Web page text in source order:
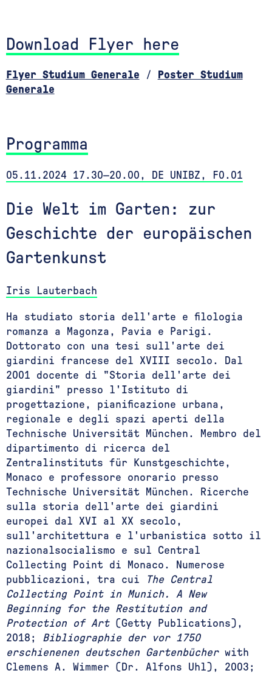
Download Flyer here
Flyer Studium Generale /
Poster Studium
Generale
Programma
05.11.2024 17.30—20.00, DE UNIBZ, F0.01
Die Welt im Garten: zur
Geschichte der europäischen
Gartenkunst
Iris Lauterbach
Ha studiato storia dell'arte e filologia
romanza a Magonza, Pavia e Parigi.
Dottorato con una tesi sull'arte dei
giardini francese del XVIII secolo. Dal
2001 docente di "Storia dell'arte dei
giardini" presso l'Istituto di
progettazione, pianificazione urbana,
regionale e degli spazi aperti della
Technische Universität München. Membro del
dipartimento di ricerca del
Zentralinstituts für Kunstgeschichte,
Monaco e professore onorario presso
Technische Universität München. Ricerche
sulla storia dell'arte dei giardini
europei dal XVI al XX secolo,
sull'architettura e l'urbanistica sotto il
nazionalsocialismo e sul Central
Collecting Point di Monaco. Numerose
pubblicazioni, tra cui
The Central
Collecting Point in Munich. A New
Beginning for the Restitution and
Protection of Art(Getty Publications),
2018; Bibliographie der vor 1750
erschienenen deutschen Gartenbücherwith
Clemens A. Wimmer (Dr. Alfons Uhl), 2003;